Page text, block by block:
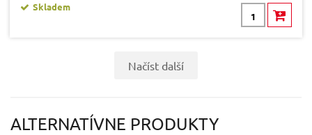
Skladem
Načíst další
ALTERNATÍVNE PRODUKTY